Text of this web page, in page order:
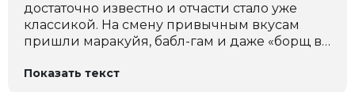
достаточно известно и отчасти стало уже
классикой. На смену привычным вкусам
пришли маракуйя, бабл-гам и даже «борщ в
Для Петербурга же настойки (и наливки) —
Показать текст